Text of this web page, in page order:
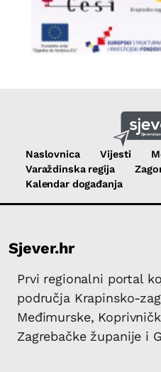
Naslovnica Vijesti
Varaždinska regija
Kalendar događanja
Sjever.hr
Prvi regionalni portal
područja Krapinsko-
Međimurske,
Zagrebačke županije i